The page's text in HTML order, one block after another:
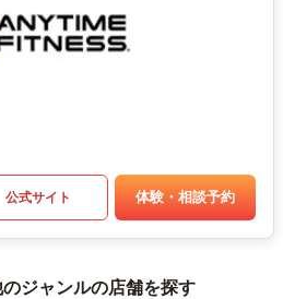
公式サイト 体験・相談予約
ジャンルの店舗を探す